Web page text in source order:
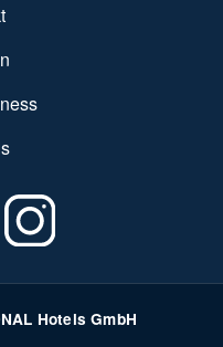
Hotels GmbH